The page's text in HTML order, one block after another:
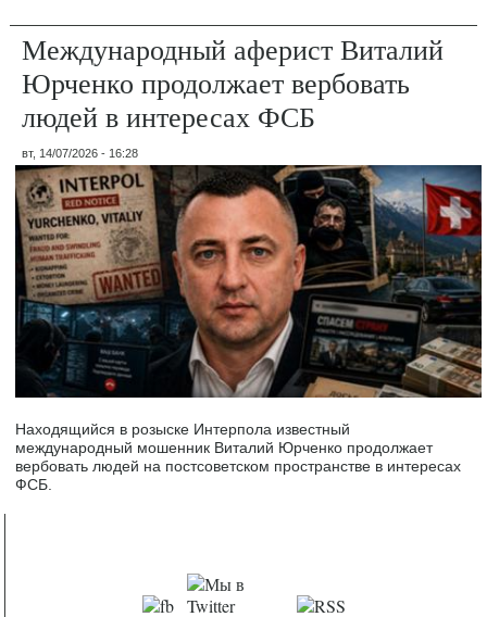
Международный аферист Виталий
Юрченко продолжает вербовать
людей в интересах ФСБ
вт, 14/07/2026 - 16:28
Находящийся в розыске Интерпола известный
международный мошенник Виталий Юрченко продолжает
вербовать людей на постсоветском пространстве в интересах
ФСБ.